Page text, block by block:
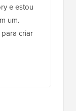
e estou
um.
criar